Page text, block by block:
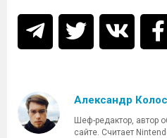
Александр
Шеф-редактор, автор
сайте. Считает